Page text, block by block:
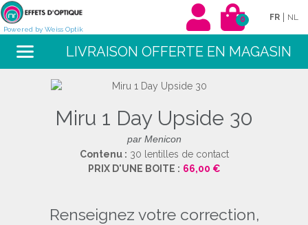
Powered by Weiss Optik
0 FR | NL
LIVRAISON OFFERTE EN MAGASIN
Miru 1 Day Upside 30
par Menicon
Contenu : 30 lentilles de contact
PRIX D'UNE BOITE : 66,00 €
renseignez votre correction,